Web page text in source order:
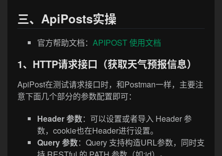
三、ApiPosts实操
官方帮助文档： APIPOST 使用文档
1、HTTP请求接口（获取天气预报信息）
ApiPost在测试请求接口时，和Postman一样，主要注
意下面几个部分的参数配置即可：
Header 参数：可以设置或者导入 Header 参
数，cookie也在Header进行设置。
Query 参数：Query 支持构造URL参数，同时支